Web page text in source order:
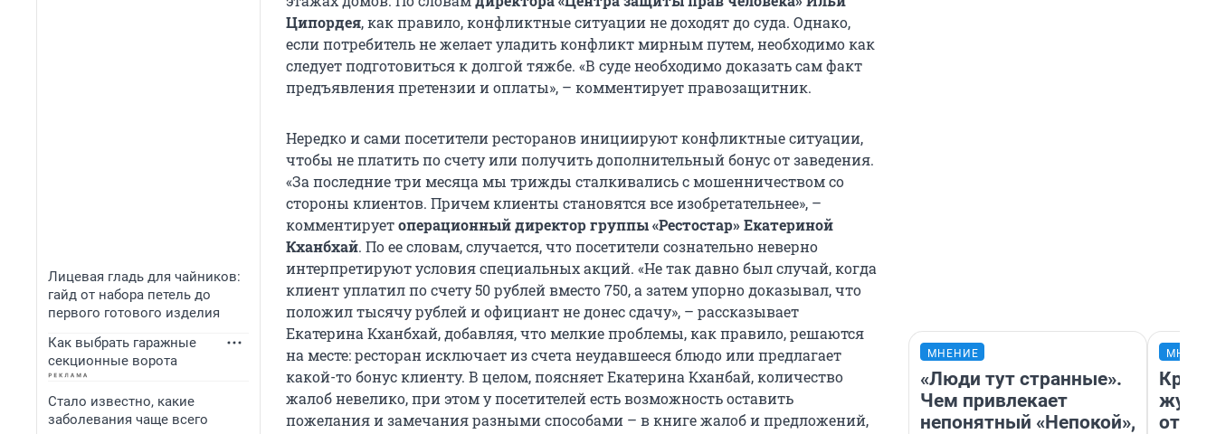
Лицевая гладь для чайников:
гайд от набора петель до
первого готового изделия
Как выбрать гаражные
секционные ворота
Стало известно, какие
заболевания чаще всего
Ципордея, как правило, конфликтные ситуации не доходят до суда. Однако,
если потребитель не желает уладить конфликт мирным путем, необходимо как
следует подготовиться к долгой тяжбе. «В суде необходимо доказать сам факт
предъявления претензии и оплаты», – комментирует правозащитник.
Нередко и сами посетители ресторанов инициируют конфликтные ситуации,
чтобы не платить по счету или получить дополнительный бонус от заведения.
«За последние три месяца мы трижды сталкивались с мошенничеством со
стороны клиентов. Причем клиенты становятся все изобретательнее», –
комментируетоперационный директор группы «Рестостар» Екатериной
Кханбхай. По ее словам, случается, что посетители сознательно неверно
интерпретируют условия специальных акций. «Не так давно был случай, когда
клиент уплатил по счету 50 рублей вместо 750, а затем упорно доказывал, что
положил тысячу рублей и официант не донес сдачу», – рассказывает
Екатерина Кханбхай, добавляя, что мелкие проблемы, как правило, решаются
на месте: ресторан исключает из счета неудавшееся блюдо или предлагает
какой-то бонус клиенту. В целом, поясняет Екатерина Кханбай, количество
жалоб невелико, при этом у посетителей есть возможность оставить
пожелания и замечания разными способами – в книге жалоб и предложений,
МНЕНИЕ
«Люди тут странные».
Чем привлекает
непонятный «Непокой»,